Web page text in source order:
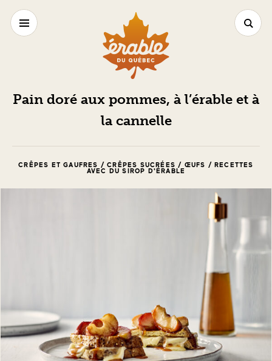
Pain doré aux pommes, à l’érable et à
la cannelle
CRÊPES ET GAUFRES / CRÊPES SUCRÉES / ŒUFS / RECETTES
AVEC DU SIROP D'ÉRABLE